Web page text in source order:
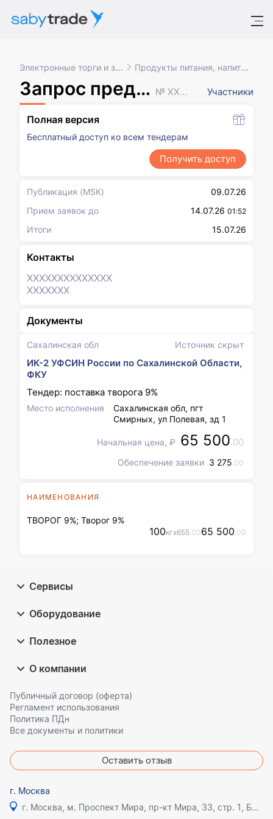
Электронные торги и закупки Продукты питания, напитки, табак
Запрос предложений № XXXXXXX Участники
Сахалинская обл Источник скрыт
ИК-2 УФСИН России по Сахалинской Области,
ФКУ
Тендер: поставка творога 9%
Место исполнения
Сахалинская обл, пгт
Смирных, ул Полевая, зд 1
Начальная цена, ₽ 65 500.00
Обеспечение заявки 3 275.00
НАИМЕНОВАНИЯ
ТВОРОГ 9%; Творог 9%
100кгx655.0065 500.00
Полная версия
Бесплатный доступ ко всем тендерам
Получить доступ
Публикация (MSK)
09.07.26
Прием заявок до
14.07.26 01:52
Итоги 15.07.26
Контакты
XXXXXXXXXXXXXX
XXXXXXX
Документы
Сервисы
Оборудование
Полезное
О компании
Публичный договор (оферта)
Регламент использования
Политика ПДн
Все документы и политики
Оставить отзыв
г. Москва
г. Москва, м. Проспект Мира, пр-кт Мира, 33, стр. 1, БЦ Олимпик плаза